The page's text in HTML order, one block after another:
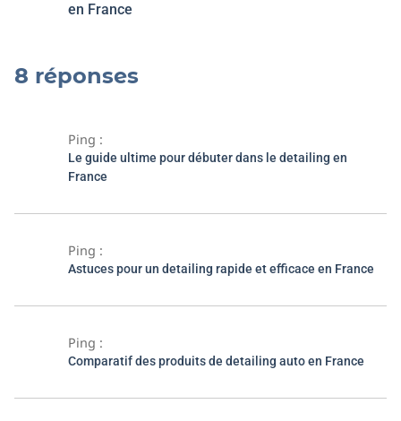
en France
8 réponses
Ping :
Le guide ultime pour débuter dans le detailing en
France
Ping :
Astuces pour un detailing rapide et efficace en France
Ping :
Comparatif des produits de detailing auto en France